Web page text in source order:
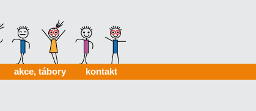
akce, tábory kontakt